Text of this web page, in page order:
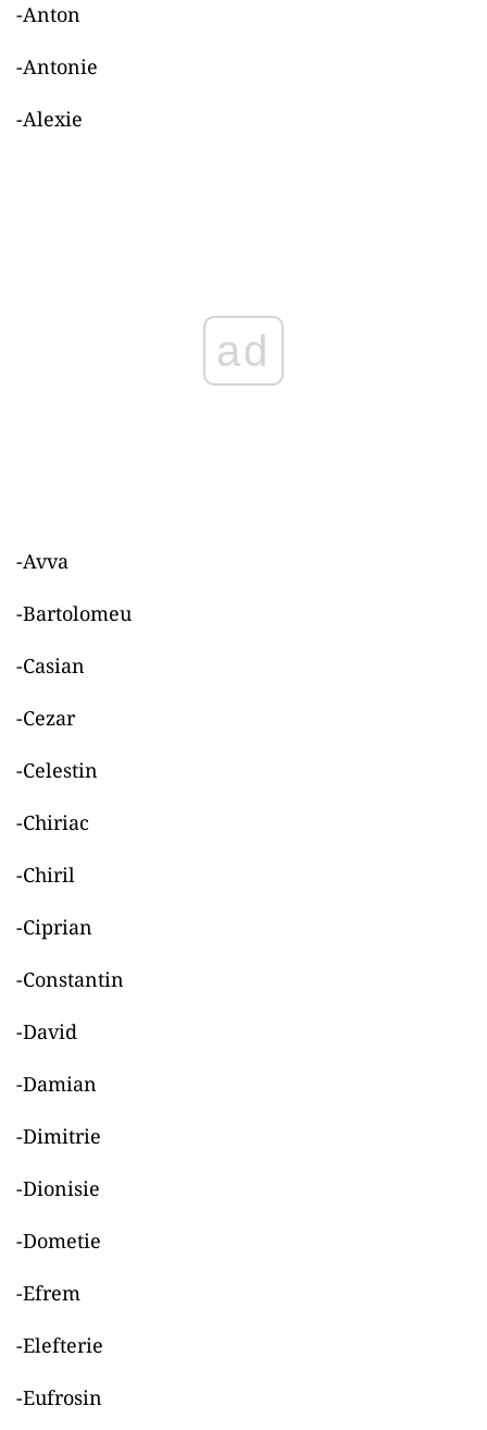
-Anton
-Antonie
-Alexie
ad
-Avva
-Bartolomeu
-Casian
-Cezar
-Celestin
-Chiriac
-Chiril
-Ciprian
-Constantin
-David
-Damian
-Dimitrie
-Dionisie
-Dometie
-Efrem
-Elefterie
-Eufrosin